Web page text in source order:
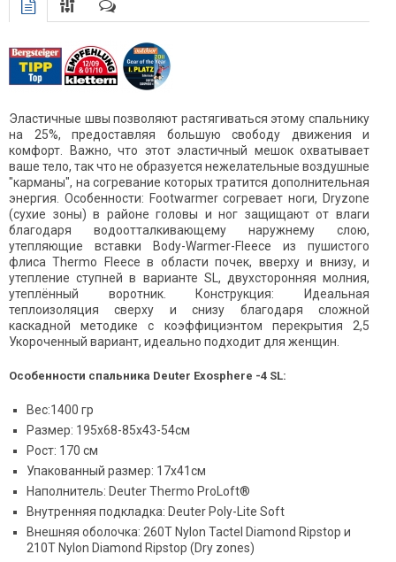
Эластичные швы позволяют растягиваться этому спальнику
на 25%, предоставляя большую свободу движения и
комфорт. Важно, что этот эластичный мешок охватывает
ваше тело, так что не образуется нежелательные воздушные
"карманы", на согревание которых тратится дополнительная
энергия. Особенности: Footwarmer согревает ноги, Dryzone
(сухие зоны) в районе головы и ног защищают от влаги
благодаря водоотталкивающему наружнему слою,
утепляющие вставки Body-Warmer-Fleece из пушистого
флиса Thermo Fleece в области почек, вверху и внизу, и
утепление ступней в варианте SL, двухсторонняя молния,
утеплённый воротник. Конструкция: Идеальная
теплоизоляция сверху и снизу благодаря сложной
каскадной методике с коэффициэнтом перекрытия 2,5
Укороченный вариант, идеально подходит для женщин.
Особенности спальника Deuter Exosphere -4 SL:
Вес:1400 гр
Размер: 195х68-85х43-54см
Рост: 170 см
Упакованный размер: 17х41см
Наполнитель: Deuter Thermo ProLoft®
Внутренняя подкладка: Deuter Poly-Lite Soft
Внешняя оболочка: 260T Nylon Tactel Diamond Ripstop и
210T Nylon Diamond Ripstop (Dry zones)